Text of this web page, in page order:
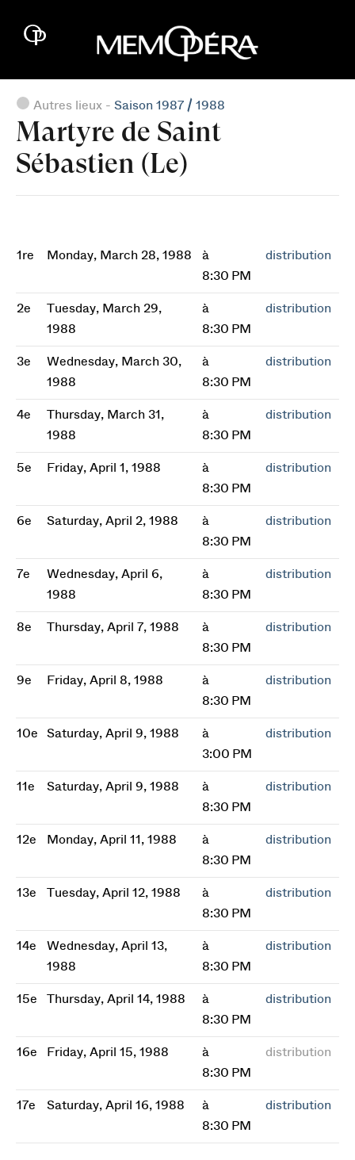
Autres lieux - Saison 1987 / 1988
Martyre de Saint
Sébastien (Le)
1re Monday, March 28, 1988
à
8:30 PM
distribution
2e
Tuesday, March 29,
1988
à
8:30 PM
distribution
3e
Wednesday, March 30,
1988
à
8:30 PM
distribution
4e
Thursday, March 31,
1988
à
8:30 PM
distribution
5e Friday, April 1, 1988
à
8:30 PM
distribution
6e Saturday, April 2, 1988
à
8:30 PM
distribution
7e
Wednesday, April 6,
1988
à
8:30 PM
distribution
8e Thursday, April 7, 1988
à
8:30 PM
distribution
9e Friday, April 8, 1988
à
8:30 PM
distribution
10e Saturday, April 9, 1988
à
3:00 PM
distribution
11e Saturday, April 9, 1988
à
8:30 PM
distribution
12e Monday, April 11, 1988
à
8:30 PM
distribution
13e Tuesday, April 12, 1988
à
8:30 PM
distribution
14e
Wednesday, April 13,
1988
à
8:30 PM
distribution
15e Thursday, April 14, 1988
à
8:30 PM
distribution
16e Friday, April 15, 1988
à
8:30 PM
distribution
17e Saturday, April 16, 1988
à
8:30 PM
distribution